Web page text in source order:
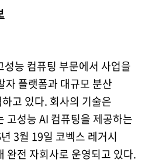
능 컴퓨팅 부문에서 사업을
플랫폼과 대규모 분산
고 있다. 회사의 기술은
고성능 AI 컴퓨팅을 제공하는
3월 19일 코벡스 레거시
완전 자회사로 운영되고 있다.